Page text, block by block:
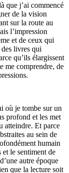
que j’ai commencé
de la vision
sur la route au
l’impression
et de ceux qui
livres qui
qu’ils élargissent
me comprendre, de
où je tombe sur un
profond et les met
atteindre. Et parce
au sein de
humain
et le sentiment de
autre époque
que la lecture soit